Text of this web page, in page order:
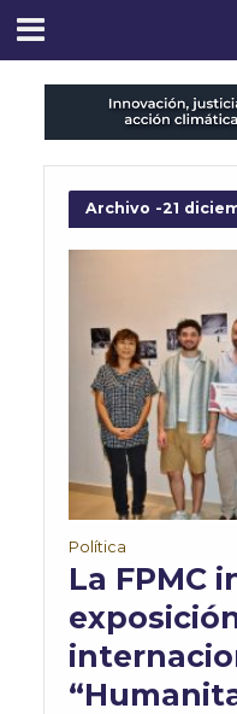
Archivo -21
Política
La FPMC